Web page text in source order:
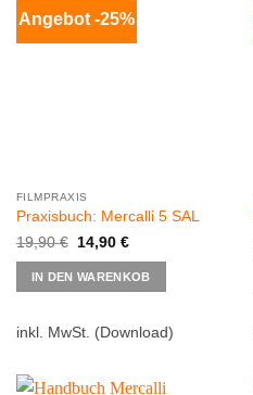
Angebot -25%
FILMPRAXIS
Praxisbuch: Mercalli 5 SAL
19,90€
Ursprünglicher
war:
19,90 €
14,90 €Aktueller
ist:
14,90 €.
IN DEN WARENKOB
inkl. MwSt. (Download)